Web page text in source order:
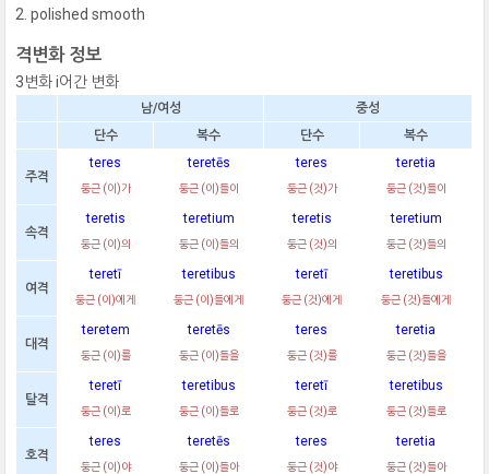
polished smooth
격변화 정보
3변화 i어간 변화
남/여성
중성
단수
복수 단수 복수
주격
teres
둥근 (이)가
teretēs
둥근 (이)들이
teres
둥근 (것)가
teretia
둥근 (것)들이
속격
teretis
둥근 (이)의
teretium
둥근 (이)들의
teretis
둥근 (것)의
teretium
둥근 (것)들의
여격
teretī
둥근 (이)에게
teretibus
둥근 (이)들에게
teretī
둥근 (것)에게
teretibus
둥근 (것)들에게
대격
teretem
둥근 (이)를
teretēs
둥근 (이)들을
teres
둥근 (것)를
teretia
둥근 (것)들을
탈격
teretī
둥근 (이)로
teretibus
둥근 (이)들로
teretī
둥근 (것)로
teretibus
둥근 (것)들로
호격
teres
둥근 (이)야
teretēs
둥근 (이)들아
teres
둥근 (것)야
teretia
둥근 (것)들아